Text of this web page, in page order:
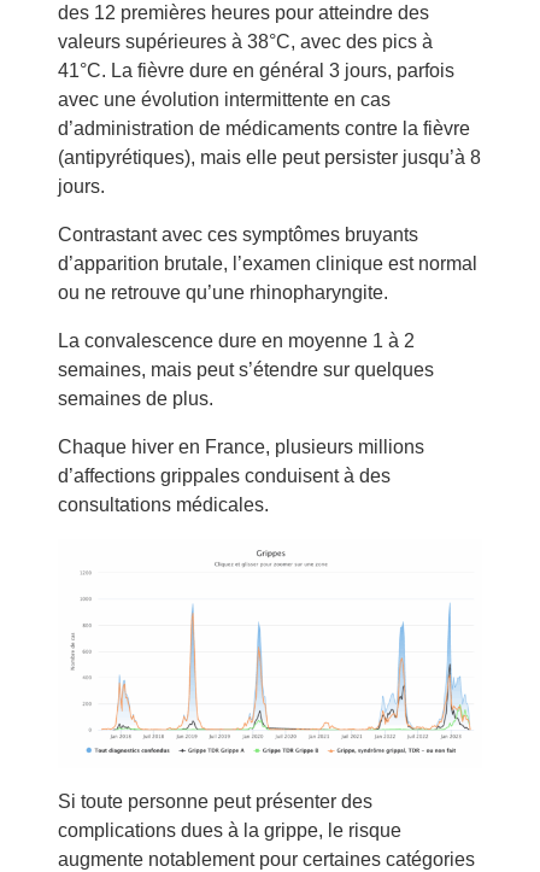
des 12 premières heures pour atteindre des
valeurs supérieures à 38°C, avec des pics à
41°C. La fièvre dure en général 3 jours, parfois
avec une évolution intermittente en cas
d’administration de médicaments contre la fièvre
(antipyrétiques), mais elle peut persister jusqu’à 8
jours.
Contrastant avec ces symptômes bruyants
d’apparition brutale, l’examen clinique est normal
ou ne retrouve qu’une rhinopharyngite.
La convalescence dure en moyenne 1 à 2
semaines, mais peut s’étendre sur quelques
semaines de plus.
Chaque hiver en France, plusieurs millions
d’affections grippales conduisent à des
consultations médicales.
Si toute personne peut présenter des
complications dues à la grippe, le risque
augmente notablement pour certaines catégories